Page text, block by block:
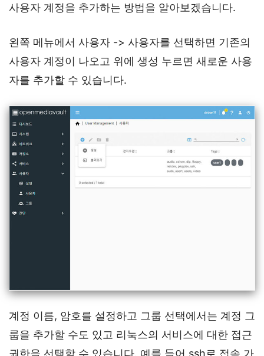
사용자 계정을 추가하는 방법을 알아보겠습니다.
왼쪽 메뉴에서 사용자 -> 사용자를 선택하면 기존의
사용자 계정이 나오고 위에 생성 누르면 새로운 사용
자를 추가할 수 있습니다.
계정 이름, 암호를 설정하고 그룹 선택에서는 계정 그
룹을 추가할 수도 있고 리눅스의 서비스에 대한 접근
권한을 선택할 수 있습니다. 예를 들어 ssh로 접속 가